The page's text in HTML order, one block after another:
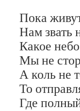
Пока
Нам звать
Какое
Мы не
А коль не
То
Где